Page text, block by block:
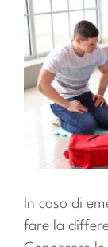
In caso di
fare la